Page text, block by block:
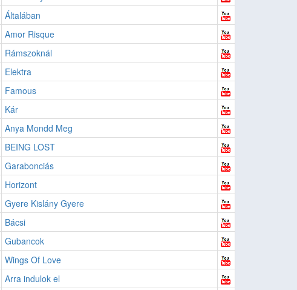
Általában
Amor Risque
Rámszoknál
Elektra
Famous
Kár
Anya Mondd Meg
BEING LOST
Garabonciás
Horizont
Gyere Kislány Gyere
Bácsi
Gubancok
Wings Of Love
Arra indulok el